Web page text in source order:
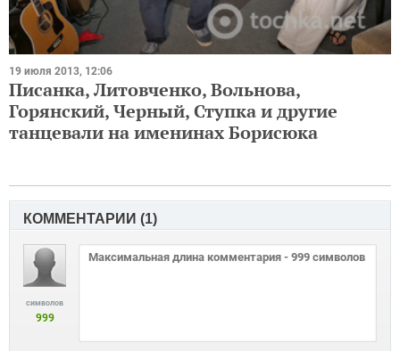
19 июля 2013, 12:06
Писанка, Литовченко, Вольнова,
Горянский, Черный, Ступка и другие
танцевали на именинах Борисюка
КОММЕНТАРИИ (1)
символов
999